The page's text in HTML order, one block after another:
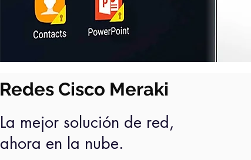
Redes Cisco Meraki
La mejor solución de red,
ahora en la nube.